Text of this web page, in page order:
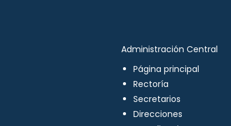
Administración Central
Página principal
Rectoría
Secretarios
Direcciones